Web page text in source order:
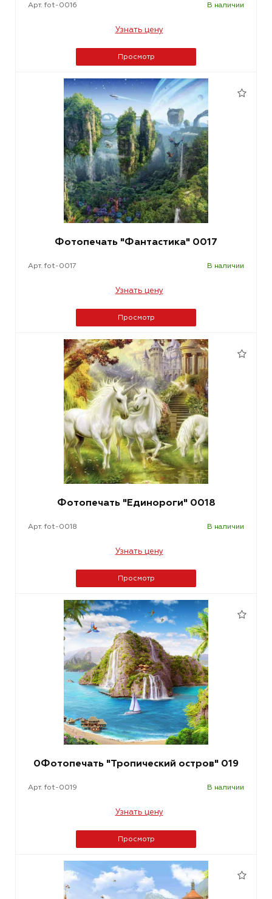
Арт. fot-0016 В наличии
Узнать цену
Просмотр
Фотопечать "Фантастика" 0017
Арт. fot-0017 В наличии
Узнать цену
Просмотр
Фотопечать "Единороги" 0018
Арт. fot-0018 В наличии
Узнать цену
Просмотр
0Фотопечать "Тропический остров" 019
Арт. fot-0019 В наличии
Узнать цену
Просмотр